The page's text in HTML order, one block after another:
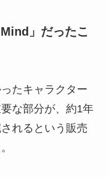
」だったこ
たキャラクター
な部分が、約1年
れるという販売